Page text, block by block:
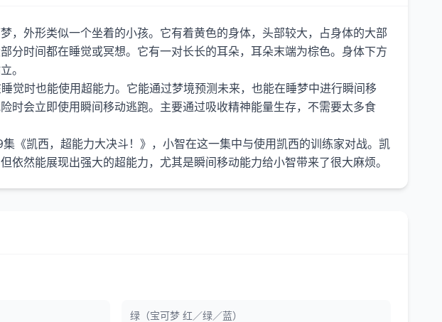
，外形类似一个坐着的小孩。它有着黄色的身体，头部较大，占身体的大部
分时间都在睡觉或冥想。它有一对长长的耳朵，耳朵末端为棕色。身体下方
。
觉时也能使用超能力。它能通过梦境预测未来，也能在睡梦中进行瞬间移
时会立即使用瞬间移动逃跑。主要通过吸收精神能量生存，不需要太多食
《凯西，超能力大决斗！》，小智在这一集中与使用凯西的训练家对战。凯
绿（宝可梦 红／绿／蓝）